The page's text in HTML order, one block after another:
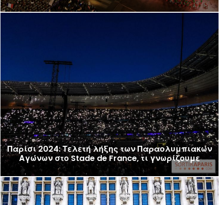
Παρίσι 2024: Τελετή λήξης των Παραολυμπιακών
Αγώνων στο Stade de France, τι γνωρίζουμε